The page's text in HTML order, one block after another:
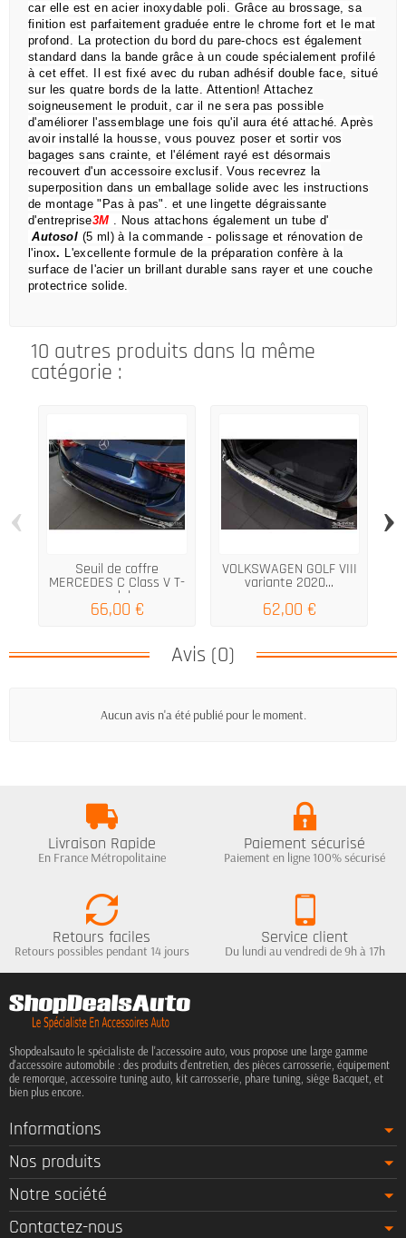
car elle est en acier inoxydable poli. Grâce au brossage, sa
finition est parfaitement graduée entre le chrome fort et le mat
profond. La protection du bord du pare-chocs est également
standard dans la bande grâce à un coude spécialement profilé
à cet effet.
Il est fixé avec du ruban adhésif double face, situé
sur les quatre bords de la latte. Attention!Attachez
soigneusement le produit, car il ne sera pas possible
d'améliorer l'assemblage une fois qu'il aura été attaché.Après
avoir installé la housse, vous pouvez poser et sortir vos
bagages sans crainte, et l'élément rayé est désormais
recouvert d'un accessoire exclusif.Vous recevrez la
superposition dans un emballage solide avec les instructions
de montage "Pas à pas". et une lingette dégraissante
d'entreprise3M . Nous attachons également un tube d'
Autosol (5 ml) à la commande - polissage et rénovation de
l'inox. L'excellente formule de la préparation confère à la
surface de l'acier un brillant durable sans rayer et une couche
protectrice solide.
10 autres produits dans la même
catégorie :
Seuil de coffre
MERCEDES C Class V T-
model...
66,00 €
VOLKSWAGEN GOLF VIII
variante 2020...
62,00 €
‹ ›
Avis (0)
Aucun avis n'a été publié pour le moment.
Livraison Rapide
En France Métropolitaine
Paiement sécurisé
Paiement en ligne 100% sécurisé
Retours faciles
Retours possibles pendant 14 jours
Service client
Du lundi au vendredi de 9h à 17h
Shopdealsauto le spécialiste de l'accessoire auto, vous propose une large gamme
d'accessoire automobile : des produits d'entretien, des pièces carrosserie, équipement
de remorque, accessoire tuning auto, kit carrosserie, phare tuning, siège Bacquet, et
bien plus encore.
Informations
Nos produits
Notre société
Contactez-nous